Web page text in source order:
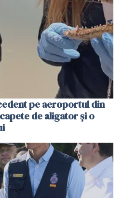
pe aeroportul din
de aligator și o